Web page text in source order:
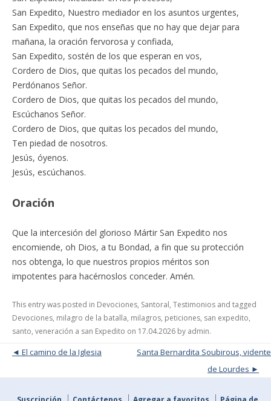
San Expedito, Nuestro mediador en los asuntos urgentes,
San Expedito, que nos enseñas que no hay que dejar para
mañana, la oración fervorosa y confiada,
San Expedito, sostén de los que esperan en vos,
Cordero de Dios, que quitas los pecados del mundo,
Perdónanos Señor.
Cordero de Dios, que quitas los pecados del mundo,
Escúchanos Señor.
Cordero de Dios, que quitas los pecados del mundo,
Ten piedad de nosotros.
Jesús, óyenos.
Jesús, escúchanos.
Oración
Que la intercesión del glorioso Mártir San Expedito nos
encomiende, oh Dios, a tu Bondad, a fin que su protección
nos obtenga, lo que nuestros propios méritos son
impotentes para hacérnoslos conceder. Amén.
This entry was posted in Devociones, Santoral, Testimonios and tagged
Devociones, milagro de la batalla, milagros, peticiones, san expedito,
santo, veneración a san Expedito on 17.04.2026 by admin.
Post navigation
Santa Bernardita Soubirous, vidente
de Lourdes
El camino de la Iglesia